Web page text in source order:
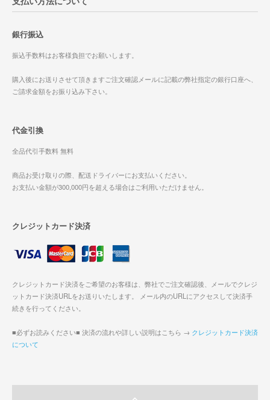
銀行振込
振込手数料はお客様負担でお願いします。
購入後にお送りさせて頂きますご注文確認メールに記載の弊社指定の銀行口座へ、
ご請求金額をお振り込み下さい。
代金引換
全品代引手数料 無料
商品お受け取りの際、配送ドライバーにお支払いください。
お支払い金額が300,000円を超える場合はご利用いただけません。
クレジットカード決済
クレジットカード決済をご希望のお客様は、弊社でご注文確認後、メールでクレジ
ットカード決済URLをお送りいたします。 メール内のURLにアクセスして決済手
続きを行ってください。
■必ずお読みください■ 決済の流れや詳しい説明はこちら → クレジットカード決済
について